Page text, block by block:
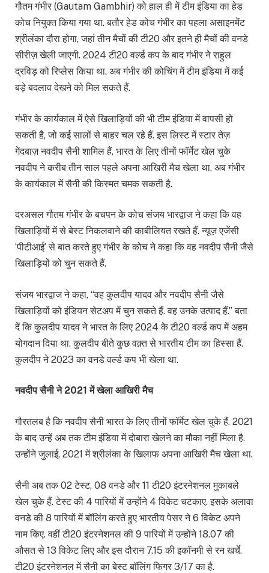
गौतम गंभीर (Gautam Gambhir) को हाल ही में टीम इंडिया का हेड
कोच नियुक्त किया गया था. बतौर हेड कोच गंभीर का पहला असाइनमेंट
श्रीलंका दौरा होगा, जहां तीन मैचों की टी20 और इतने ही मैचों की वनडे
सीरीज़ खेली जाएगी. 2024 टी20 वर्ल्ड कप के बाद गंभीर ने राहुल
द्रविड़ को रिप्लेस किया था. अब गंभीर की कोचिंग में टीम इंडिया में कई
बड़े बदलाव देखने को मिल सकते हैं.
गंभीर के कार्यकाल में ऐसे खिलाड़ियों की भी टीम इंडिया में वापसी हो
सकती है, जो कई सालों से बाहर चल रहे हैं. इस लिस्ट में स्टार तेज़
गेंदबाज़ नवदीप सैनी शामिल हैं. भारत के लिए तीनों फॉर्मेट खेल चुके
नवदीप ने करीब तीन साल पहले अपना आखिरी मैच खेला था. अब गंभीर
के कार्यकाल में सैनी की किस्मत चमक सकती है.
दरअसल गौतम गंभीर के बचपन के कोच संजय भारद्वाज ने कहा कि वह
खिलाड़ियों में से बेस्ट निकलवाने की काबीलियत रखते हैं. न्यूज़ एजेंसी
‘पीटीआई’ से बात करते हुए गंभीर के कोच ने कहा कि वह नवदीप सैनी जैसे
खिलाड़ियों को चुन सकते हैं.
संजय भारद्वाज ने कहा, “वह कुलदीप यादव और नवदीप सैनी जैसे
खिलाड़ियों को इंडियन सेटअप में चुन सकते हैं. वह उनके उत्पाद हैं.” बता
दें कि कुलदीप यादव ने भारत के लिए 2024 के टी20 वर्ल्ड कप में अहम
योगदान दिया था. कुलदीप बीते कुछ वक़्त से भारतीय टीम का हिस्सा हैं.
कुलदीप ने 2023 का वनडे वर्ल्ड कप भी खेला था.
नवदीप सैनी ने 2021 में खेला आखिरी मैच
गौरतलब है कि नवदीप सैनी भारत के लिए तीनों फॉर्मेट खेल चुके हैं. 2021
के बाद उन्हें अब तक टीम इंडिया में दोबारा खेलने का मौका नहीं मिला है.
उन्होंने जुलाई, 2021 में श्रीलंका के खिलाफ अपना आखिरी मैच खेला था.
सैनी अब तक 02 टेस्ट, 08 वनडे और 11 टी20 इंटरनेशनल मुकाबले
खेल चुके हैं. टेस्ट की 4 पारियों में उन्होंने 4 विकेट चटकाए. इसके अलावा
वनडे की 8 पारियों में बॉलिंग करते हुए भारतीय पेसर ने 6 विकेट अपने
नाम किए. वहीं टी20 इंटरनेशनल की 9 पारियों में उन्होंने 18.07 की
औसत से 13 विकेट लिए और इस दौरान 7.15 की इकॉनमी से रन खर्चे.
टी20 इंटरनेशनल में सैनी का बेस्ट बॉलिंग फिगर 3/17 का है.